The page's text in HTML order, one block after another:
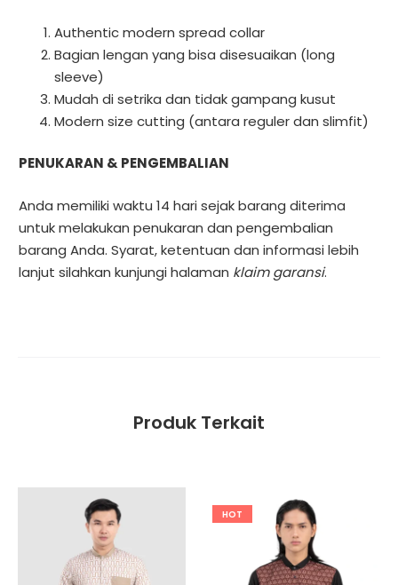
Authentic modern spread collar
Bagian lengan yang bisa disesuaikan (long
sleeve)
Mudah di setrika dan tidak gampang kusut
Modern size cutting (antara reguler dan slimfit)
PENUKARAN & PENGEMBALIAN
Anda memiliki waktu 14 hari sejak barang diterima
untuk melakukan penukaran dan pengembalian
barang Anda. Syarat, ketentuan dan informasi lebih
lanjut silahkan kunjungi halaman klaim garansi.
Produk Terkait
HOT